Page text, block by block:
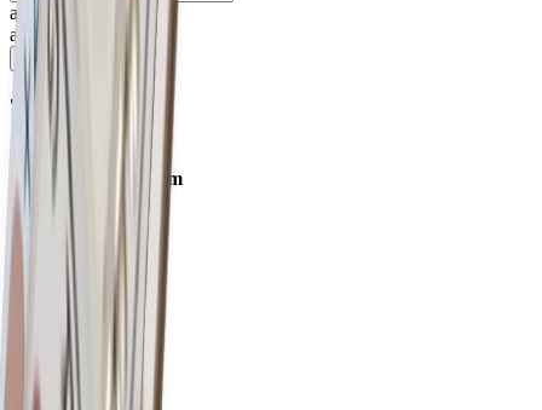
arrow_drop_up
arrow_drop_down
shopping_cart
76.50234.50
Naro 13 profil
lxlxh 3950x13x13mm